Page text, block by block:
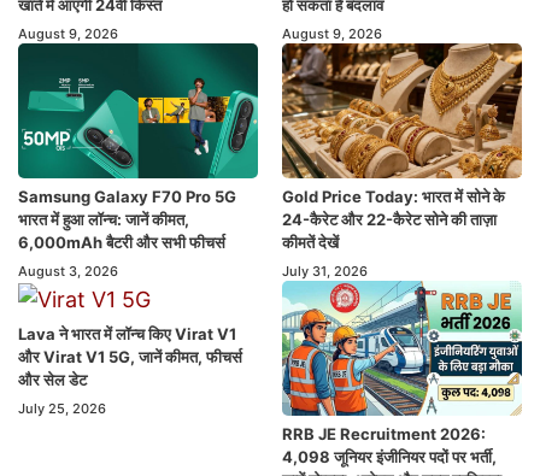
खाते में आएगी 24वीं किस्त
August 9, 2026
हो सकता है बदलाव
August 9, 2026
Samsung Galaxy F70 Pro 5G
भारत में हुआ लॉन्च: जानें कीमत,
6,000mAh बैटरी और सभी फीचर्स
August 3, 2026
Gold Price Today: भारत में सोने के
24-कैरेट और 22-कैरेट सोने की ताज़ा
कीमतें देखें
July 31, 2026
Lava ने भारत में लॉन्च किए Virat V1
और Virat V1 5G, जानें कीमत, फीचर्स
और सेल डेट
July 25, 2026
RRB JE Recruitment 2026:
4,098 जूनियर इंजीनियर पदों पर भर्ती,